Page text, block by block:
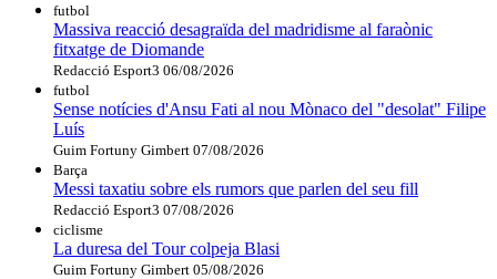
futbol
Massiva reacció desagraïda del madridisme al faraònic
fitxatge de Diomande
Redacció Esport3 06/08/2026
futbol
Sense notícies d'Ansu Fati al nou Mònaco del "desolat" Filipe
Luís
Guim Fortuny Gimbert 07/08/2026
Barça
Messi taxatiu sobre els rumors que parlen del seu fill
Redacció Esport3 07/08/2026
ciclisme
La duresa del Tour colpeja Blasi
Guim Fortuny Gimbert 05/08/2026